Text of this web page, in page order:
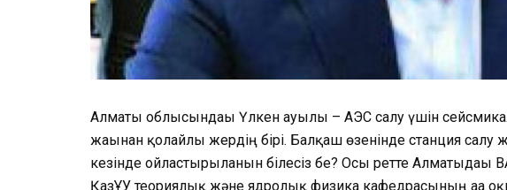
Алматы облысындағы Үлкен ауылы – АЭС салу үшін
жағынан қолайлы жердің бірі. Балқаш өзенінде станция салу
кезінде ойластырылғанын білесіз бе? Осы ретте Алматыдағы
ҚазҰУ теориялық және ядролық физика кафедрасының аға